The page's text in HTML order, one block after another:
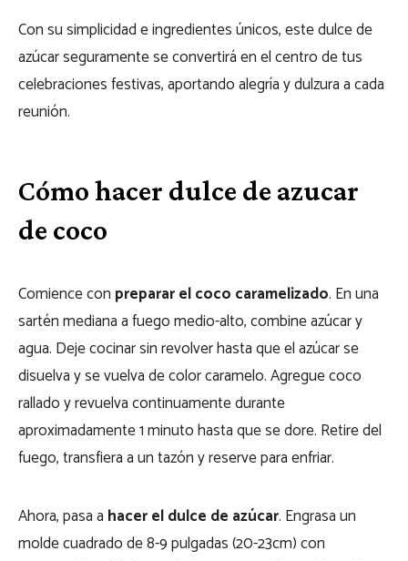
Con su simplicidad e ingredientes únicos, este dulce de
azúcar seguramente se convertirá en el centro de tus
celebraciones festivas, aportando alegría y dulzura a cada
reunión.
Cómo hacer dulce de azucar
de coco
Comience con preparar el coco caramelizado. En una
sartén mediana a fuego medio-alto, combine azúcar y
agua. Deje cocinar sin revolver hasta que el azúcar se
disuelva y se vuelva de color caramelo. Agregue coco
rallado y revuelva continuamente durante
aproximadamente 1 minuto hasta que se dore. Retire del
fuego, transfiera a un tazón y reserve para enfriar.
Ahora, pasa a hacer el dulce de azúcar. Engrasa un
molde cuadrado de 8-9 pulgadas (20-23cm) con